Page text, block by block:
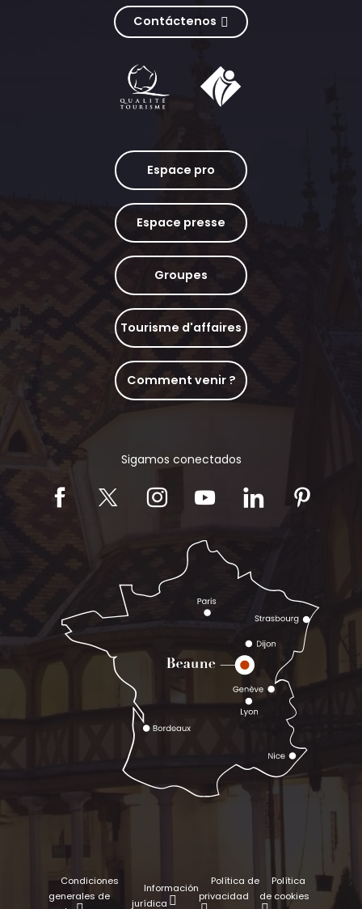
Contáctenos
Espace pro
Espace presse
Groupes
Tourisme d'affaires
Comment venir ?
Sigamos conectados
Condiciones
generales de
Información
jurídica
Política de
privacidad
Política
de cookies